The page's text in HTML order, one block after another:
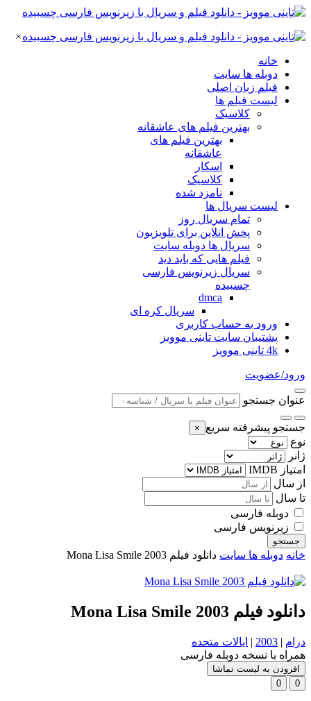
×
خانه
دوبله ها سایت
فیلم زبان اصلی
لیست فیلم ها
کلاسیک
بهترین فیلم های عاشقانه
بهترین فیلم های
عاشقانه
اسکار
کلاسیک
نامزد شده
لیست سریال ها
تمام سریال روز
پخش انلاین برای تلویزیون
سریال ها دوبله سایت
فیلم هایی که باید دید
سریال زیرنویس فارسی
چسبیده
dmca
سریال کره ای
ورود به حساب کاربری
پشتیبان سایت تاینی موویز
4k تاینی موویز
ورود/عضویت
عنوان جستجو
جستجو پیشرفته سریع ×
نوع
ژانر
امتیاز IMDB
از سال
تا سال
دوبله فارسی
زیرنویس فارسی
جستجو
خانه دوبله ها سایت دانلود فیلم Mona Lisa Smile 2003
دانلود فیلم Mona Lisa Smile 2003
درام |
2003
| ایالات متحده
همراه با نسخه دوبله فارسی
افزودن به لیست تماشا
0
0